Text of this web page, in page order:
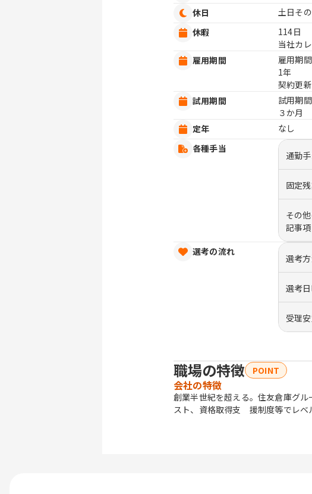
休日
土日そ
休暇
114日
当社カ
雇用期間
雇用期
1年
契約更
試用期間
試用期
３か月
定年
なし
各種手当
通勤
固定
その
記事項
選考の流れ
選考
選考
受理
職場の特徴 POINT
会社の特徴
創業半世紀を超える。住友倉庫グ
スト、資格取得支 援制度等でレベ